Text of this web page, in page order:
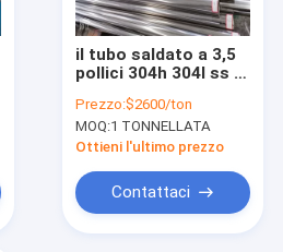
il tubo saldato a 3,5
pollici 304h 304l ss di
di 88.9mm Erw
convoglia la
saldatura
Prezzo:$2600/ton
MOQ:1 TONNELLATA
Ottieni l'ultimo prezzo
Contattaci